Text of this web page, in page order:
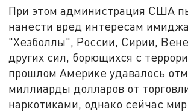
При этом администрация США
нанести вред интересам
"Хезболлы", России, Сирии,
других сил, борющихся с
прошлом Америке удавалось
миллиарды долларов от
наркотиками, однако сейчас